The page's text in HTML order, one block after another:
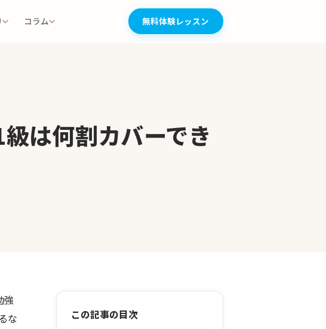
コラム 無料体験レッスン
は何割カバーでき
強
な
この記事の目次